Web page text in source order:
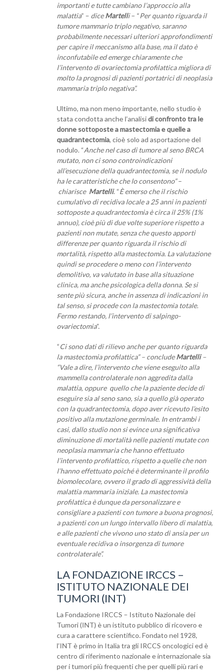
importanti e tutte cambiano l’approccio alla
malattia” – diceMartelli– “Per quanto riguarda il
tumore mammario triplo negativo, saranno
probabilmente necessari ulteriori approfondimenti
per capire il meccanismo alla base, ma il dato è
inconfutabile ed emerge chiaramente che
l’intervento di ovariectomia profilattica migliora di
molto la prognosi di pazienti portatrici di neoplasia
mammaria triplo negativa”.
Ultimo, ma non meno importante, nello studio è
stata condotta anche l’analisidi confronto tra le
donne sottoposte a mastectomia e quelle a
quadrantectomia, cioè solo ad asportazione del
nodulo. “Anche nel caso di tumore al seno BRCA
mutato, non ci sono controindicazioni
all’esecuzione della quadrantectomia, se il nodulo
ha le caratteristiche che lo consentono”–
chiarisce Martelli. “È emerso che il rischio
cumulativo di recidiva locale a 25 anni in pazienti
sottoposte a quadrantectomia è circa il 25% (1%
annuo), cioè più di due volte superiore rispetto a
pazienti non mutate, senza che questo apporti
differenze per quanto riguarda il rischio di
mortalità, rispetto alla mastectomia. La valutazione
quindi se procedere o meno con l’intervento
demolitivo, va valutato in base alla situazione
clinica, ma anche psicologica della donna. Se si
sente più sicura, anche in assenza di indicazioni in
tal senso, si procede con la mastectomia totale.
Fermo restando, l’intervento di salpingo-
ovariectomia”.
“Ci sono dati di rilievo anche per quanto riguarda
la mastectomia profilattica” – concludeMartelli–
“Vale a dire, l’intervento che viene eseguito alla
mammella controlaterale non aggredita dalla
malattia, oppure quello che la paziente decide di
eseguire sia al seno sano, sia a quello già operato
con la quadrantectomia, dopo aver ricevuto l’esito
positivo alla mutazione germinale. In entrambi i
casi, dallo studio non si evince una significativa
diminuzione di mortalità nelle pazienti mutate con
neoplasia mammaria che hanno effettuato
l’intervento profilattico, rispetto a quelle che non
l’hanno effettuato poiché è determinante il profilo
biomolecolare, ovvero il grado di aggressività della
malattia mammaria iniziale. La mastectomia
profilattica è dunque da personalizzare e
consigliare a pazienti con tumore a buona prognosi,
a pazienti con un lungo intervallo libero di malattia,
e alle pazienti che vivono uno stato di ansia per un
eventuale recidiva o insorgenza di tumore
controlaterale”.
LA FONDAZIONE IRCCS –
ISTITUTO NAZIONALE DEI
TUMORI (INT)
La Fondazione IRCCS – Istituto Nazionale dei
Tumori (INT) è un istituto pubblico di ricovero e
cura a carattere scientifico. Fondato nel 1928,
l’INT è primo in Italia tra gli IRCCS oncologici ed è
centro di riferimento nazionale e internazionale sia
per i tumori più frequenti che per quelli più rari e